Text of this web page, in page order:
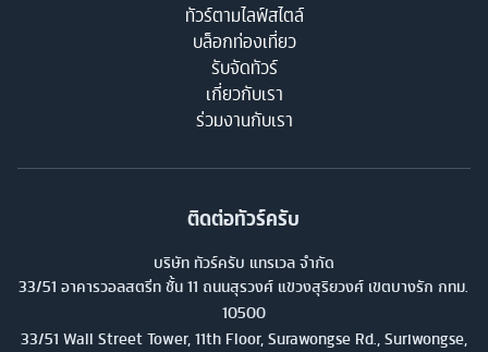
ทัวร์ตามไลฟ์สไตล์
บล็อกท่องเที่ยว
รับจัดทัวร์
เกี่ยวกับเรา
ร่วมงานกับเรา
ติดต่อทัวร์ครับ
บริษัท ทัวร์ครับ แทรเวล จำกัด
33/51 อาคารวอลสตรีท ชั้น 11 ถนนสุรวงศ์ แขวงสุริยวงศ์ เขตบางรัก กทม.
10500
33/51 Wall Street Tower, 11th Floor, Surawongse Rd., Suriwongse,